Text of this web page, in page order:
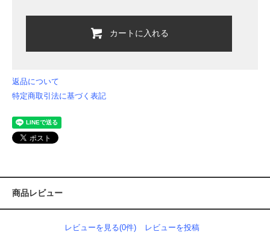
カートに入れる
返品について
特定商取引法に基づく表記
商品レビュー
レビューを見る(0件) レビューを投稿